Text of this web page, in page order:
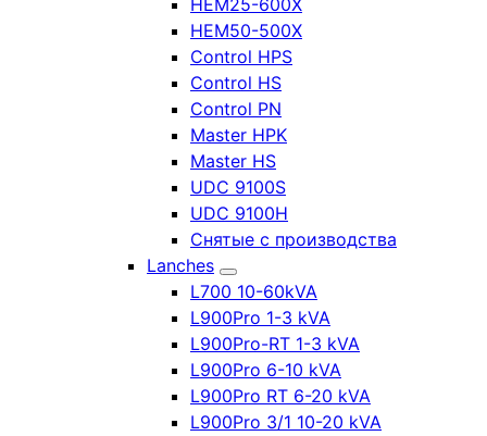
HEM25-600X
HEM50-500X
Control HPS
Control HS
Control PN
Master HPK
Master HS
UDC 9100S
UDC 9100H
Снятые с производства
Lanches
L700 10-60kVA
L900Pro 1-3 kVA
L900Pro-RT 1-3 kVA
L900Pro 6-10 kVA
L900Pro RT 6-20 kVA
L900Pro 3/1 10-20 kVA